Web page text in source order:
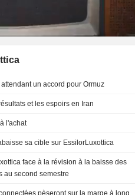
un accord pour Ormuz
et les espoirs en Iran
à l'achat
sa cible sur EssilorLuxottica
face à la révision à la baisse des
au second semestre
pèseront sur la marge à long